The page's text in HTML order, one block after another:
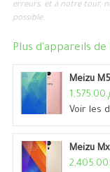
erreurs, et à notre tour,
possible.
Plus d'appareils de
Meizu
Voir les
Meizu